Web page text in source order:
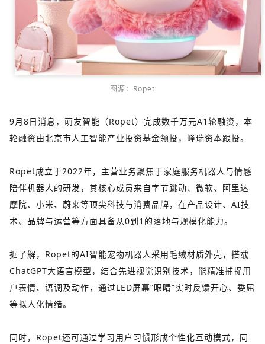
图源：Ropet
9月8日消息，萌友智能（Ropet）完成数千万元A1轮融资，本
轮融资由北京市人工智能产业投资基金领投，峰瑞资本跟投。
Ropet成立于2022年，主营业务聚焦于家庭服务机器人与情感
陪伴机器人的研发，其核心成员来自字节跳动、微软、阿里达
摩院、小米、蔚来等顶尖科技与消费品牌，在产品设计、AI技
术、品牌与运营等方面具备从0到1的落地与规模化能力。
据了解，Ropet的AI智能宠物机器人采用毛绒材质外壳，搭载
ChatGPT大语言模型，结合先进视觉识别技术，能精准捕捉用
户表情、语调及动作，通过LED屏幕“眼睛”实时反馈开心、委屈
等拟人化情绪。
同时，Ropet还可通过学习用户习惯形成个性化互动模式，同